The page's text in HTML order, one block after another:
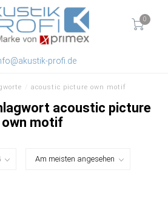
0
profi.de
acoustic picture own motif
acoustic picture
own motif